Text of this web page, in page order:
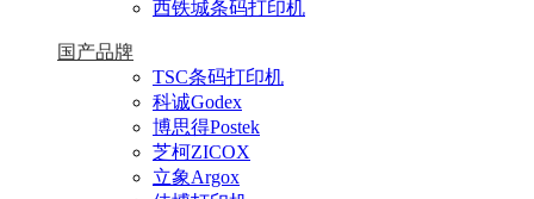
西铁城条码打印机
国产品牌
TSC条码打印机
科诚Godex
博思得Postek
芝柯ZICOX
立象Argox